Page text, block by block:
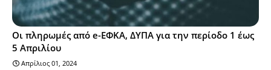
Οι πληρωμές από e-ΕΦΚΑ, ΔΥΠΑ για την περίοδο 1 έως
5 Απριλίου
Απρίλιος 01, 2024